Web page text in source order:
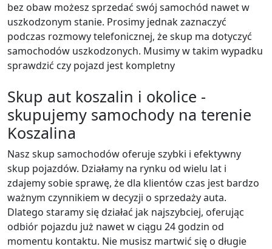
bez obaw możesz sprzedać swój samochód nawet w
uszkodzonym stanie. Prosimy jednak zaznaczyć
podczas rozmowy telefonicznej, że skup ma dotyczyć
samochodów uszkodzonych. Musimy w takim wypadku
sprawdzić czy pojazd jest kompletny
Skup aut koszalin i okolice -
skupujemy samochody na terenie
Koszalina
Nasz skup samochodów oferuje szybki i efektywny
skup pojazdów. Działamy na rynku od wielu lat i
zdajemy sobie sprawę, że dla klientów czas jest bardzo
ważnym czynnikiem w decyzji o sprzedaży auta.
Dlatego staramy się działać jak najszybciej, oferując
odbiór pojazdu już nawet w ciągu 24 godzin od
momentu kontaktu. Nie musisz martwić się o długie